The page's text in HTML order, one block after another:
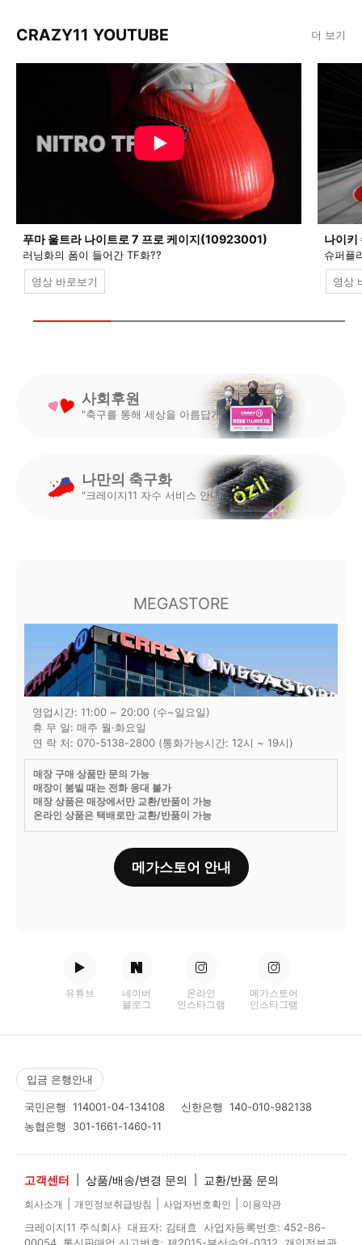
CRAZY11 YOUTUBE 더 보기
푸마 울트라 나이트로 7 프로 케이지(10923001)
러닝화의 폼이 들어간 TF화??
영상 바로보기
나이
슈퍼플
영상
사회후원
"축구를 통해 세상을 아름답게"
나만의 축구화
"크레이지11 자수 서비스 안내"
MEGASTORE
영업시간: 11:00 ~ 20:00 (수~일요일)
휴 무 일: 매주 월·화요일
연 락 처: 070-5138-2800 (통화가능시간: 12시 ~ 19시)
매장 구매 상품만 문의 가능
매장이 붐빌 때는 전화 응대 불가
매장 상품은 매장에서만 교환/반품이 가능
온라인 상품은 택배로만 교환/반품이 가능
메가스토어 안내
유튜브
네이버
블로그
온라인
인스타그램
메가스토어
인스타그램
입금 은행안내
국민은행 114001-04-134108 신한은행 140-010-982138
농협은행 301-1661-1460-11
고객센터 상품/배송/변경 문의 교환/반품 문의
회사소개 개인정보취급방침 사업자번호확인 이용약관
크레이지11 주식회사 대표자: 김태효 사업자등록번호: 452-86-